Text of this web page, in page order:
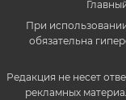
При
обязательна
Редакция не несет
рекламных